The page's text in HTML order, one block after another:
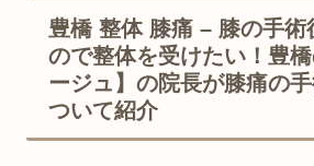
豊橋 整体 膝痛 – 膝の手術
ので整体を受けたい！豊
ージュ】の院長が膝痛の
ついて紹介